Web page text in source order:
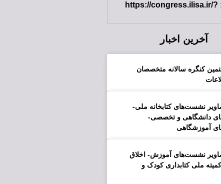
لینک کوتاه: https://congress.ilisa.ir/?
آخرین اخبار
کنگره سالانه متخصصان
نشست‌های کتابخانه ملی-
دانشگاهی و تخصصی-
آموزشگاهی
نشست‌های آموزش- اخلاق
ملی کتابداری کودک و